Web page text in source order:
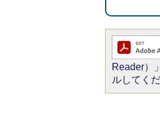
Reader）
ルしてくだ